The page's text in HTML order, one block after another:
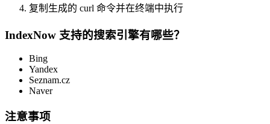
复制生成的 curl 命令并在终端中执行
IndexNow 支持的搜索引擎有哪些？
Bing
Yandex
Seznam.cz
Naver
注意事项